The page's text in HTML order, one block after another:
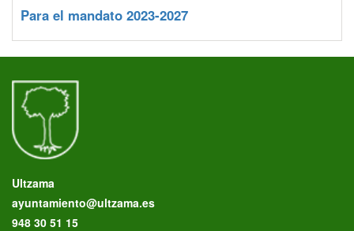
Para el mandato 2023-2027
Ultzama
ayuntamiento@ultzama.es
948 30 51 15